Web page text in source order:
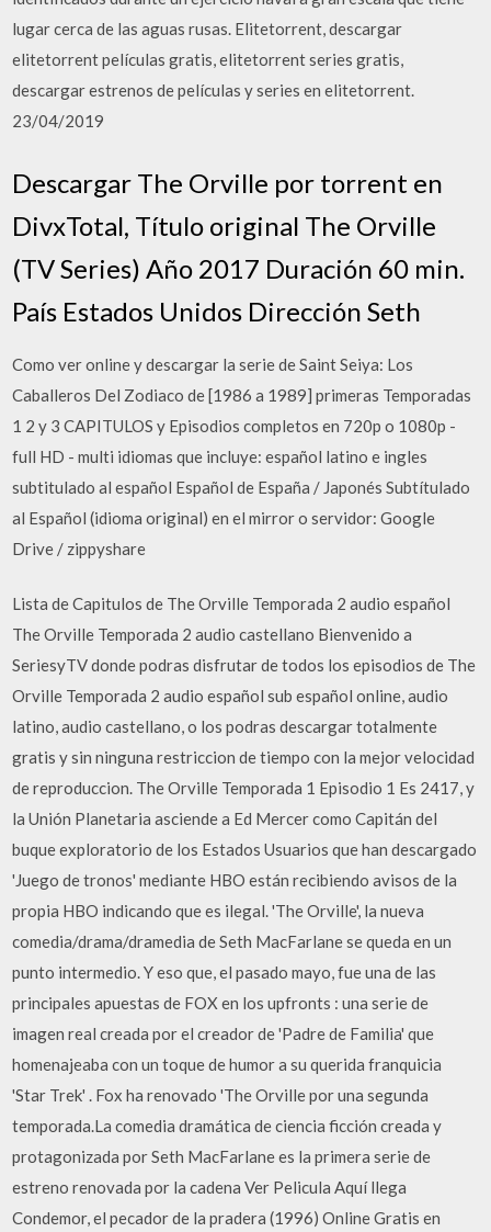
lugar cerca de las aguas rusas. Elitetorrent, descargar
elitetorrent películas gratis, elitetorrent series gratis,
descargar estrenos de películas y series en elitetorrent.
23/04/2019
Descargar The Orville por torrent en
DivxTotal, Título original The Orville
(TV Series) Año 2017 Duración 60 min.
País Estados Unidos Dirección Seth
Como ver online y descargar la serie de Saint Seiya: Los
Caballeros Del Zodiaco de [1986 a 1989] primeras Temporadas
1 2 y 3 CAPITULOS y Episodios completos en 720p o 1080p -
full HD - multi idiomas que incluye: español latino e ingles
subtitulado al español Español de España / Japonés Subtítulado
al Español (idioma original) en el mirror o servidor: Google
Drive / zippyshare
Lista de Capitulos de The Orville Temporada 2 audio español
The Orville Temporada 2 audio castellano Bienvenido a
SeriesyTV donde podras disfrutar de todos los episodios de The
Orville Temporada 2 audio español sub español online, audio
latino, audio castellano, o los podras descargar totalmente
gratis y sin ninguna restriccion de tiempo con la mejor velocidad
de reproduccion. The Orville Temporada 1 Episodio 1 Es 2417, y
la Unión Planetaria asciende a Ed Mercer como Capitán del
buque exploratorio de los Estados Usuarios que han descargado
'Juego de tronos' mediante HBO están recibiendo avisos de la
propia HBO indicando que es ilegal. 'The Orville', la nueva
comedia/drama/dramedia de Seth MacFarlane se queda en un
punto intermedio. Y eso que, el pasado mayo, fue una de las
principales apuestas de FOX en los upfronts : una serie de
imagen real creada por el creador de 'Padre de Familia' que
homenajeaba con un toque de humor a su querida franquicia
'Star Trek' . Fox ha renovado 'The Orville por una segunda
temporada.La comedia dramática de ciencia ficción creada y
protagonizada por Seth MacFarlane es la primera serie de
estreno renovada por la cadena Ver Pelicula Aquí llega
Condemor, el pecador de la pradera (1996) Online Gratis en